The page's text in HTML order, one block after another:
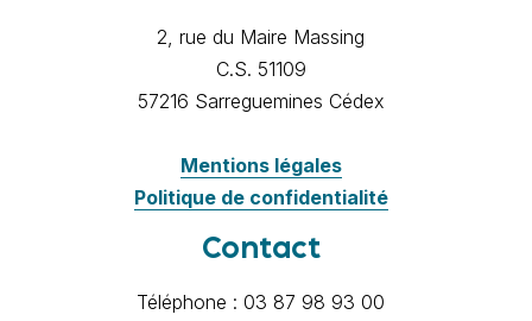
2, rue du Maire Massing
C.S. 51109
57216 Sarreguemines Cédex
Mentions légales
Politique de confidentialité
Contact
Téléphone : 03 87 98 93 00